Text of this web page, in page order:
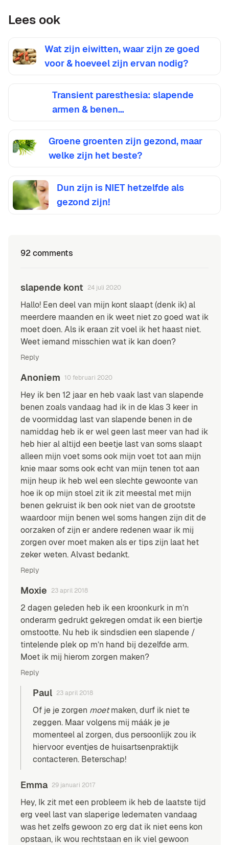
Lees ook
Wat zijn eiwitten, waar zijn ze goed
voor & hoeveel zijn ervan nodig?
Transient paresthesia: slapende
armen & benen…
Groene groenten zijn gezond, maar
welke zijn het beste?
Dun zijn is NIET hetzelfde als
gezond zijn!
92 comments
slapende kont 24 juli 2020
Hallo! Een deel van mijn kont slaapt (denk ik) al
meerdere maanden en ik weet niet zo goed wat ik
moet doen. Als ik eraan zit voel ik het haast niet.
Weet iemand misschien wat ik kan doen?
Reply
Anoniem 10 februari 2020
Hey ik ben 12 jaar en heb vaak last van slapende
benen zoals vandaag had ik in de klas 3 keer in
de voormiddag last van slapende benen in de
namiddag heb ik er wel geen last meer van had ik
heb hier al altijd een beetje last van soms slaapt
alleen mijn voet soms ook mijn voet tot aan mijn
knie maar soms ook echt van mijn tenen tot aan
mijn heup ik heb wel een slechte gewoonte van
hoe ik op mijn stoel zit ik zit meestal met mijn
benen gekruist ik ben ook niet van de grootste
waardoor mijn benen wel soms hangen zijn dit de
oorzaken of zijn er andere redenen waar ik mij
zorgen over moet maken als er tips zijn laat het
zeker weten. Alvast bedankt.
Reply
Moxie 23 april 2018
2 dagen geleden heb ik een kroonkurk in m’n
onderarm gedrukt gekregen omdat ik een biertje
omstootte. Nu heb ik sindsdien een slapende /
tintelende plek op m’n hand bij dezelfde arm.
Moet ik mij hierom zorgen maken?
Reply
Paul 23 april 2018
Of je je zorgen moetmaken, durf ik niet te
zeggen. Maar volgens mij máák je je
momenteel al zorgen, dus persoonlijk zou ik
hiervoor eventjes de huisartsenpraktijk
contacteren. Beterschap!
Emma 29 januari 2017
Hey, Ik zit met een probleem ik heb de laatste tijd
erg veel last van slaperige ledematen vandaag
was het zelfs gewoon zo erg dat ik niet eens kon
opstaan, ik wou rechtstaan en ik viel gewoon